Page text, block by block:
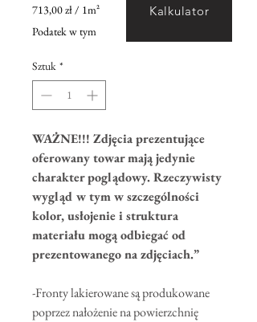
713,00 zł/ 1m²
713,00 zł
za
Metr
Podatek w tym
Sztuk *
WAŻNE!!! Zdjęcia prezentujące
oferowany towar mają jedynie
charakter poglądowy. Rzeczywisty
wygląd w tym w szczególności
kolor, usłojenie i struktura
materiału mogą odbiegać od
prezentowanego na zdjęciach.”
-Fronty lakierowane są produkowane
poprzez nałożenie na powierzchnię
Kalkulator